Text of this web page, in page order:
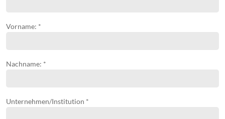
Vorname: *
Nachname: *
Unternehmen/Institution *